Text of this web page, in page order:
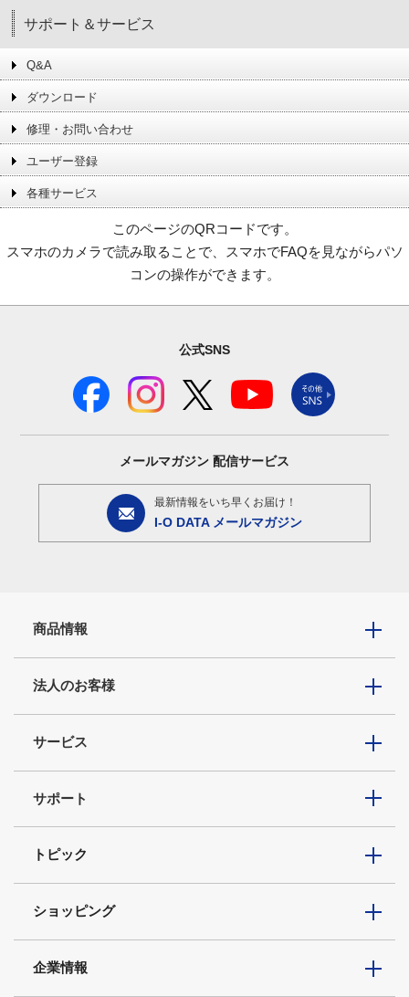
サポート＆サービス
Q&A
ダウンロード
修理・お問い合わせ
ユーザー登録
各種サービス
このページのQRコードです。
スマホのカメラで読み取ることで、スマホでFAQを見ながらパソ
コンの操作ができます。
公式SNS
メールマガジン 配信サービス
最新情報をいち早くお届け！
I-O DATA メールマガジン
商品情報
法人のお客様
サービス
サポート
トピック
ショッピング
企業情報